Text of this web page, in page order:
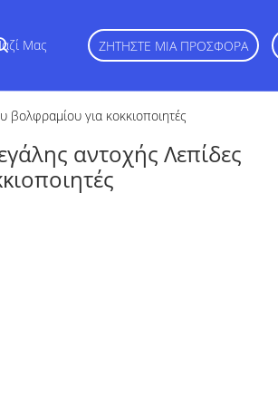
Μας ΖΗΤΉΣΤΕ ΜΙΑ ΠΡΟΣΦΟΡΆ
για κοκκιοποιητές
αντοχής Λεπίδες